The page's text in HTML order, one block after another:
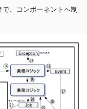
、コンポーネントへ制